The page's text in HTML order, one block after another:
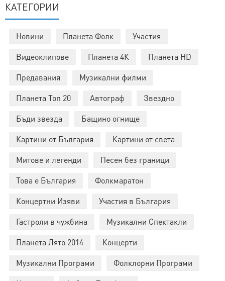
КАТЕГОРИИ
Новини Планета Фолк
Участия
Видеоклипове
Планета 4К
Планета HD
Предавания
Музикални филми
Планета Топ 20
Автограф
Звездно
Бъди звезда
Бащино огнище
Картини от България
Картини от света
Митове и легенди
Песен без граници
Това е България
Фолкмаратон
Концертни Изяви
Участия в България
Гастроли в чужбина
Музикални Спектакли
Планета Лято 2014
Концерти
Музикални Програми
Фолклорни Програми